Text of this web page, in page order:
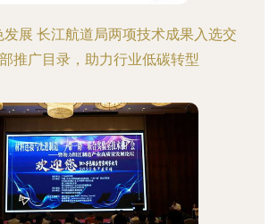
展 长江航道局两项技术成果入选交
推广目录，助力行业低碳转型